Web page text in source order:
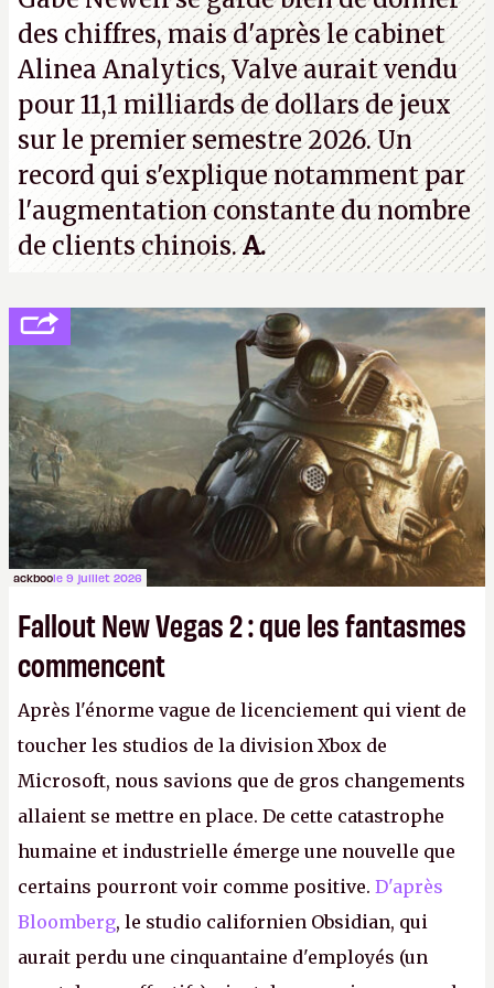
des chiffres, mais d'après le cabinet
Alinea Analytics, Valve aurait vendu
pour 11,1 milliards de dollars de jeux
sur le premier semestre 2026. Un
record qui s'explique notamment par
l'augmentation constante du nombre
de clients chinois.A.
ackboole 9 juillet 2026
Fallout New Vegas 2 : que les fantasmes
commencent
Après l'énorme vague de licenciement qui vient de
toucher les studios de la division Xbox de
Microsoft, nous savions que de gros changements
allaient se mettre en place. De cette catastrophe
humaine et industrielle émerge une nouvelle que
certains pourront voir comme positive. D'après
Bloomberg, le studio californien Obsidian, qui
aurait perdu une cinquantaine d'employés (un